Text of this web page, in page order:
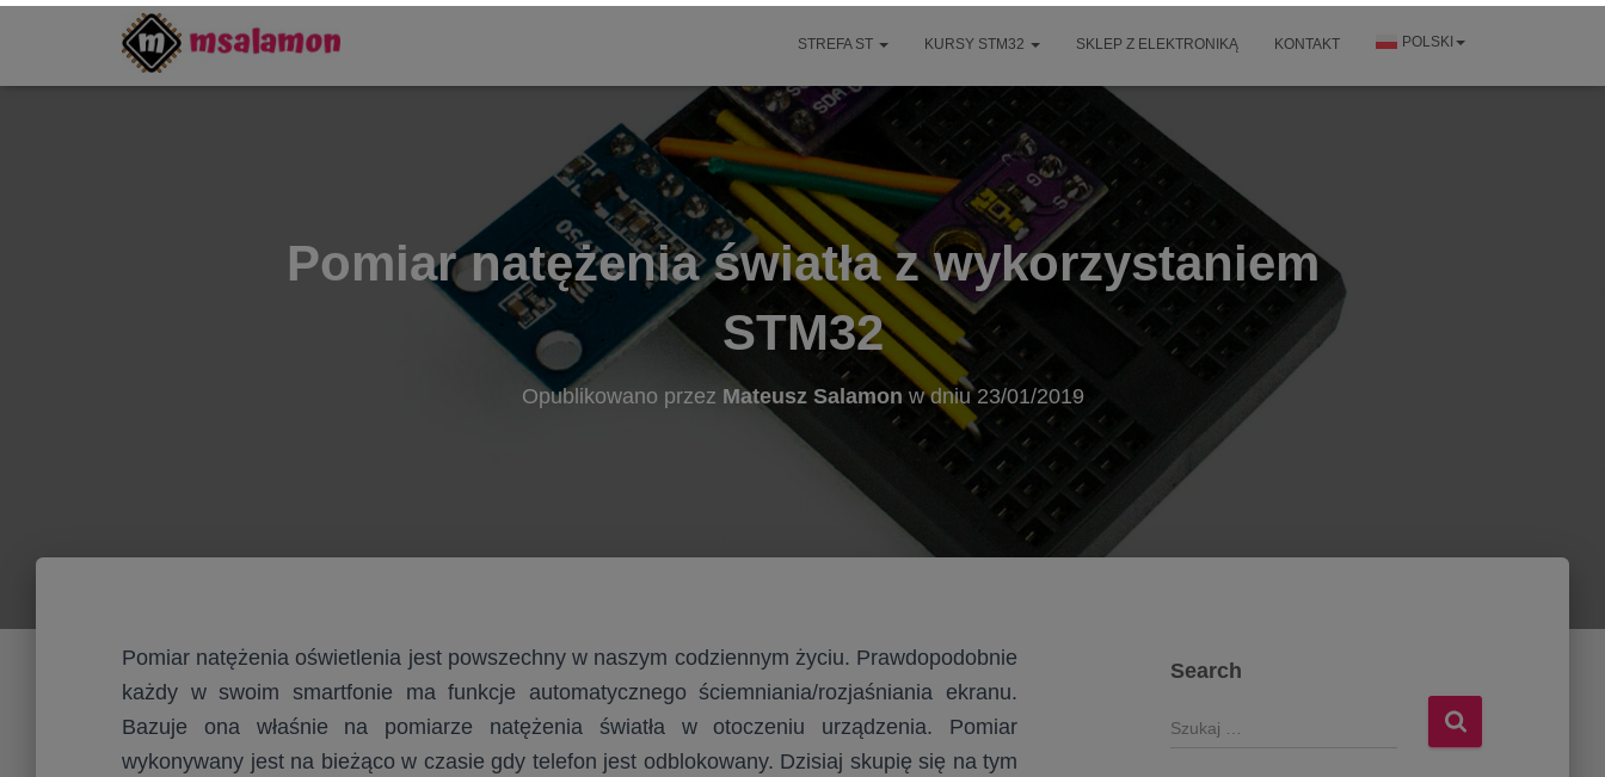
STREFA ST KURSY STM32 SKLEP Z ELEKTRONIKĄ KONTAKT POLSKI
Pomiar natężenia światła z wykorzystaniem
STM32
Opublikowano przez Mateusz Salamon w dniu23/01/2019
Pomiar natężenia oświetlenia jest powszechny w naszym codziennym życiu. Prawdopodobnie
każdy w swoim smartfonie ma funkcje automatycznego ściemniania/rozjaśniania ekranu.
Bazuje ona właśnie na pomiarze natężenia światła w otoczeniu urządzenia. Pomiar
wykonywany jest na bieżąco w czasie gdy telefon jest odblokowany. Dzisiaj skupię się na tym
Search
S